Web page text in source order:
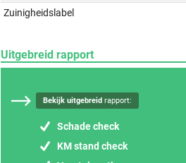
Zuinigheidslabel
Uitgebreid rapport
Bekijk uitgebreid rapport:
Schade check
KM stand check